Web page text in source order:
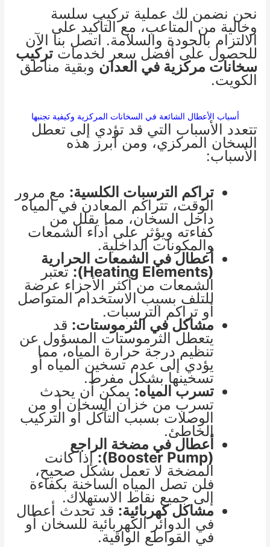
نحن نضمن لك عملية تركيب سلسة
وخالية من المتاعب، مع التأكيد على
الالتزام بالجودة والسلامة. اتصل بنا الآن
للحصول على أفضل سعر لخدماتتركيب
سخانات مركزية في العدان وبقية مناطق
الكويت.
أسباب الأعطال الشائعة في السخانات المركزية وكيفية تجنبها
تتعدد الأسباب التي قد تؤدي إلى تعطل
السخان المركزي، ومن أبرز هذه
الأسباب:
تراكم الترسبات الكلسية: مع مرور
الوقت، تتراكم المعادن في المياه
داخل السخان، مما يقلل من
كفاءته ويؤثر على أداء الشمعات
والمكونات الداخلية.
أعطال في الشمعات الحرارية
(Heating Elements): تعتبر
الشمعات من أكثر الأجزاء عرضة
للتلف بسبب الاستخدام المتواصل
أو تراكم الترسبات.
مشاكل في الثرموستات: قد
يتعطل الثرموستات المسؤول عن
تنظيم درجة حرارة المياه، مما
يؤدي إلى عدم تسخين المياه أو
تسخينها بشكل مفرط.
تسرب المياه:يمكن أن يحدث
تسرب من خزان السخان أو من
الوصلات بسبب التآكل أو التركيب
الخاطئ.
أعطال في مضخة الراجع
(Booster Pump): إذا كانت
المضخة لا تعمل بشكل صحيح،
فلن تصل المياه الساخنة بكفاءة
إلى جميع نقاط الاستهلاك.
مشاكل كهربائية: قد تحدث أعطال
في الدوائر الكهربائية للسخان أو
في القواطع الواقية.